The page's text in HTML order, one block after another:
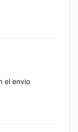
el envio